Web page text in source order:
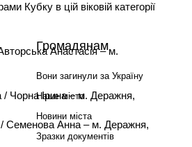
Кубку в цій віковій категорії
Анастасія – м.
/ Чорна Ірина – м. Деражня,
/ Семенова Анна – м. Деражня,
Громадянам
Вони загинули за Україну
Наше місто
Новини міста
Зразки документів